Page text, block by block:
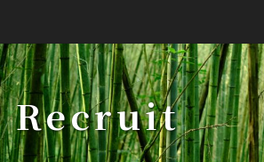
Recruit